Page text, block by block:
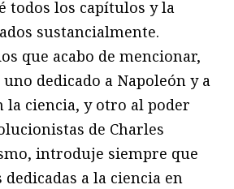
todos los capítulos y la
sustancialmente.
que acabo de mencionar,
dedicado a Napoleón y a
la ciencia, y otro al poder
de Charles
introduje siempre que
dedicadas a la ciencia en